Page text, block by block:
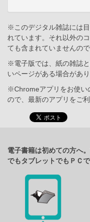
※このデジタル雑誌には
れています。それ以外の
ても含まれていませんの
※電子版では、紙の雑誌
いページがある場合があり
※Chromeアプリをお使い
ので、最新のアプリをご利
電子書籍は初めての方へ
でもタブレットでもＰＣ